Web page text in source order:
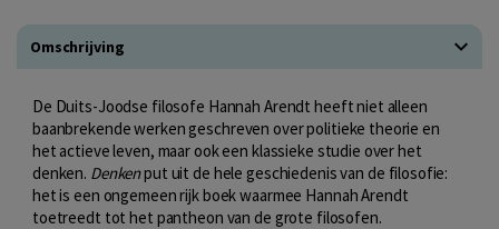
Omschrijving
De Duits-Joodse filosofe Hannah Arendt heeft niet alleen
baanbrekende werken geschreven over politieke theorie en
het actieve leven, maar ook een klassieke studie over het
denken. Denkenput uit de hele geschiedenis van de filosofie:
het is een ongemeen rijk boek waarmee Hannah Arendt
toetreedt tot het pantheon van de grote filosofen.